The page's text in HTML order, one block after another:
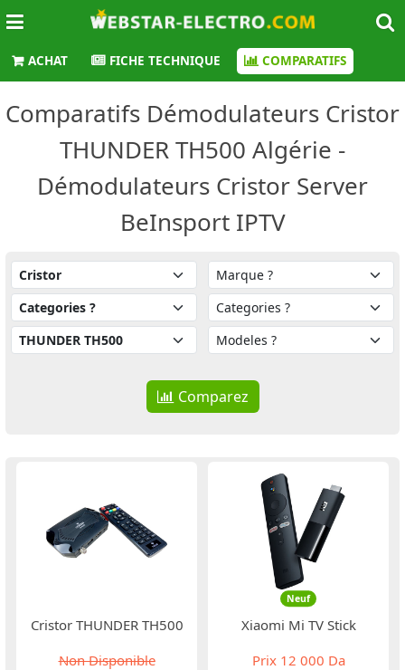
ACHAT FICHE TECHNIQUE COMPARATIFS
Comparatifs Démodulateurs Cristor
THUNDER TH500 Algérie -
Démodulateurs Cristor Server
BeInsport IPTV
Comparez
Cristor THUNDER TH500
Non Disponible
Neuf
Xiaomi Mi TV Stick
Prix12 000 Da